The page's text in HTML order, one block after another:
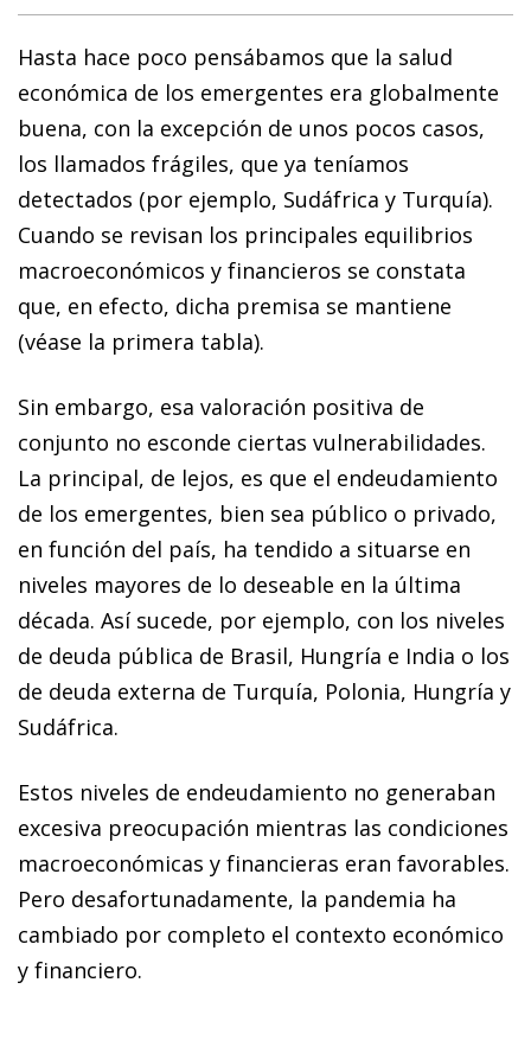
Hasta hace poco pensábamos que la salud
económica de los emergentes era globalmente
buena, con la excepción de unos pocos casos,
los llamados frágiles, que ya teníamos
detectados (por ejemplo, Sudáfrica y Turquía).
Cuando se revisan los principales equilibrios
macroeconómicos y financieros se constata
que, en efecto, dicha premisa se mantiene
(véase la primera tabla).
Sin embargo, esa valoración positiva de
conjunto no es­­con­­de ciertas vulnerabilidades.
La principal, de lejos, es que el endeudamiento
de los emergentes, bien sea público o privado,
en función del país, ha tendido a situarse en
niveles mayores de lo deseable en la última
década. Así sucede, por ejemplo, con los niveles
de deuda pública de Brasil, Hungría e India o los
de deuda externa de Turquía, Polonia, Hungría y
Sudáfrica.
Estos niveles de endeudamiento no generaban
excesiva preocupación mientras las condiciones
macroeconómicas y financieras eran favorables.
Pero desafortunadamente, la pandemia ha
cambiado por completo el contexto económico
y financiero.